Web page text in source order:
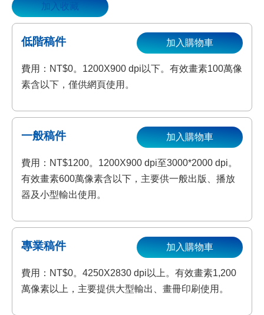
加入收藏
低階稿件
費用：NT$0。1200X900 dpi以下。有效畫素100萬像
素含以下，僅供網頁使用。
加入購物車
一般稿件
費用：NT$1200。1200X900 dpi至3000*2000 dpi。
有效畫素600萬像素含以下，主要供一般出版、播放
器及小型輸出使用。
加入購物車
專業稿件
費用：NT$0。4250X2830 dpi以上。有效畫素1,200
萬像素以上，主要提供大型輸出、畫冊印刷使用。
加入購物車